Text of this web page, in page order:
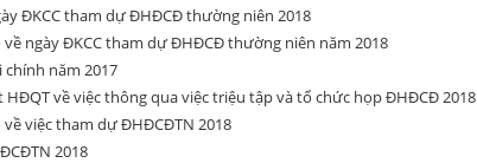
ĐKCC tham dự ĐHĐCĐ thường niên 2018
về ngày ĐKCC tham dự ĐHĐCĐ thường niên năm 2018
chính năm 2017
HĐQT về việc thông qua việc triệu tập và tổ chức họp ĐHĐCĐ 2018
về việc tham dự ĐHĐCĐTN 2018
2018